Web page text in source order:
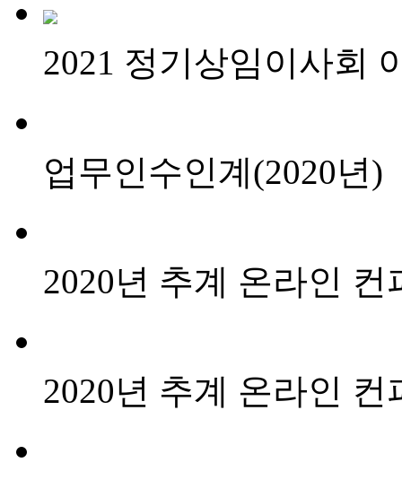
2021 정기상임이사회
업무인수인계(2020년)
2020년 추계 온라인 컨
2020년 추계 온라인 컨